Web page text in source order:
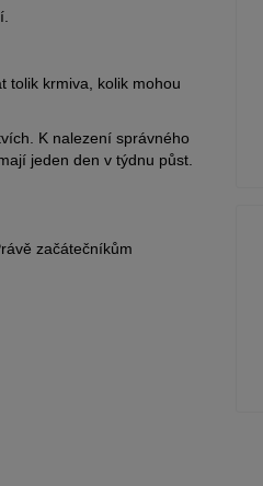
tolik krmiva, kolik mohou
K nalezení správného
jeden den v týdnu půst.
začátečníkům